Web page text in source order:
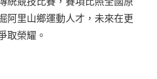
阿里山鄉運動人才，未來在更
取榮耀。